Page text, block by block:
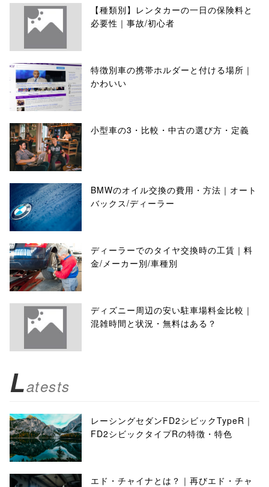
【種類別】レンタカーの一日の保険料と
必要性｜事故/初心者
特徴別車の携帯ホルダーと付ける場所｜
かわいい
小型車の3・比較・中古の選び方・定義
BMWのオイル交換の費用・方法｜オート
バックス/ディーラー
ディーラーでのタイヤ交換時の工賃｜料
金/メーカー別/車種別
ディズニー周辺の安い駐車場料金比較｜
混雑時間と状況・無料はある？
Latests
レーシングセダンFD2シビックTypeR｜
FD2シビックタイプRの特徴・特色
エド・チャイナとは？｜再びエド・チャ